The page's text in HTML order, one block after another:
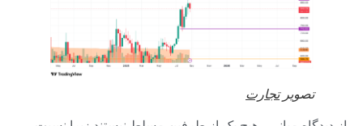
تصویرتجارت